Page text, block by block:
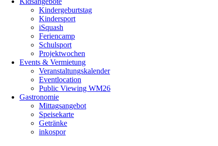
Kindergeburtstag
Kindersport
iSquash
Feriencamp
Schulsport
Projektwochen
Events & Vermietung
Veranstaltungskalender
Eventlocation
Public Viewing WM26
Gastronomie
Mittagsangebot
Speisekarte
Getränke
inkospor